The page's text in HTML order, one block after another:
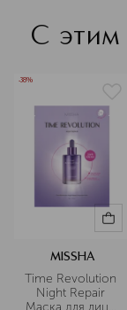
С этим
-38%
MISSHA
Time Revolution
Night Repair
Маска для лица